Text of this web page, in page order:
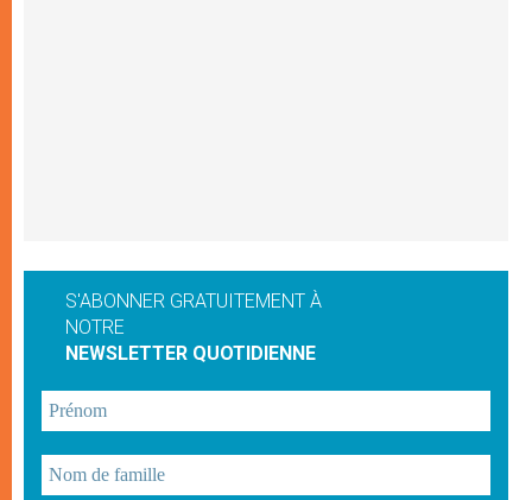
S'ABONNER GRATUITEMENT À
NOTRE
NEWSLETTER QUOTIDIENNE